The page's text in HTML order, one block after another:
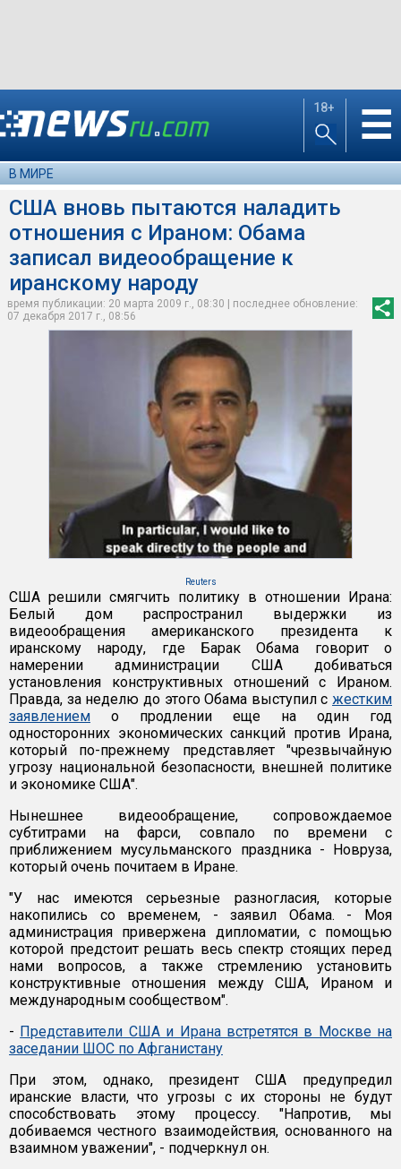
18+ ☰
В МИРЕ
США вновь пытаются наладить
отношения с Ираном: Обама
записал видеообращение к
иранскому народу
время публикации: 20 марта 2009 г., 08:30 | последнее обновление:
07 декабря 2017 г., 08:56
Reuters
США решили смягчить политику в отношении Ирана:
Белый дом распространил выдержки из
видеообращения американского президента к
иранскому народу, где Барак Обама говорит о
намерении администрации США добиваться
установления конструктивных отношений с Ираном.
Правда, за неделю до этого Обама выступил с жестким
заявлением о продлении еще на один год
односторонних экономических санкций против Ирана,
который по-прежнему представляет "чрезвычайную
угрозу национальной безопасности, внешней политике
и экономике США".
Нынешнее видеообращение, сопровождаемое
субтитрами на фарси, совпало по времени с
приближением мусульманского праздника - Новруза,
который очень почитаем в Иране.
"У нас имеются серьезные разногласия, которые
накопились со временем, - заявил Обама. - Моя
администрация привержена дипломатии, с помощью
которой предстоит решать весь спектр стоящих перед
нами вопросов, а также стремлению установить
конструктивные отношения между США, Ираном и
международным сообществом".
- Представители США и Ирана встретятся в Москве на
заседании ШОС по Афганистану
При этом, однако, президент США предупредил
иранские власти, что угрозы с их стороны не будут
способствовать этому процессу. "Напротив, мы
добиваемся честного взаимодействия, основанного на
взаимном уважении", - подчеркнул он.